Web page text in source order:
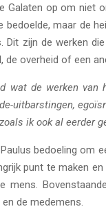
Galaten op om niet
bedoelde, maar de
Dit zijn de werken
de overheid of een
wat de werken van
uitbarstingen,
ik ook al eerder
bedoeling om
punt te maken
mens.
de medemens.